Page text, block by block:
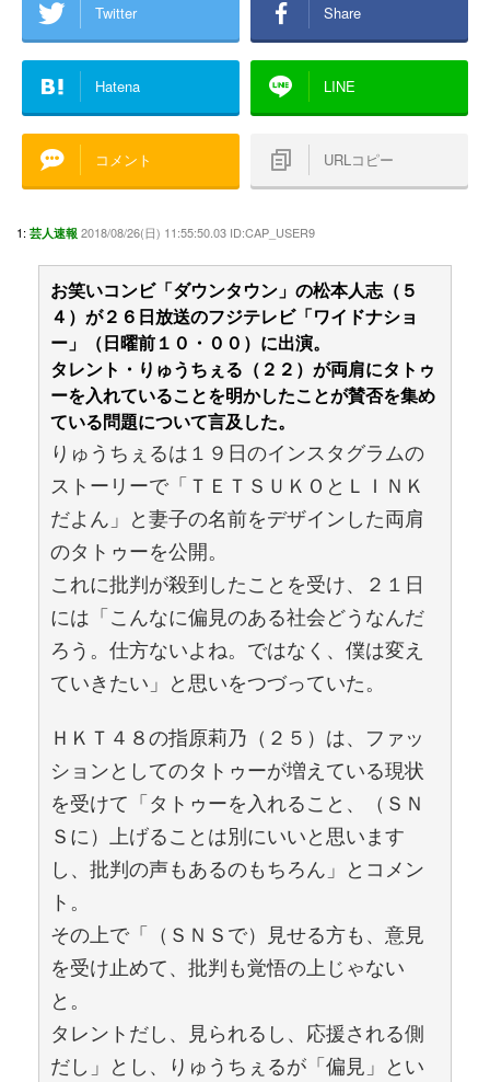
Twitter Share
Hatena LINE
コメント URLコピー
1: 芸人速報 2018/08/26(日) 11:55:50.03 ID:CAP_USER9
お笑いコンビ「ダウンタウン」の松本人志（５
４）が２６日放送のフジテレビ「ワイドナショ
ー」（日曜前１０・００）に出演。
タレント・りゅうちぇる（２２）が両肩にタトゥ
ーを入れていることを明かしたことが賛否を集め
ている問題について言及した。
りゅうちぇるは１９日のインスタグラムの
ストーリーで「ＴＥＴＳＵＫＯとＬＩＮＫ
だよん」と妻子の名前をデザインした両肩
のタトゥーを公開。
これに批判が殺到したことを受け、２１日
には「こんなに偏見のある社会どうなんだ
ろう。仕方ないよね。ではなく、僕は変え
ていきたい」と思いをつづっていた。
ＨＫＴ４８の指原莉乃（２５）は、ファッ
ションとしてのタトゥーが増えている現状
を受けて「タトゥーを入れること、（ＳＮ
Ｓに）上げることは別にいいと思います
し、批判の声もあるのもちろん」とコメン
ト。
その上で「（ＳＮＳで）見せる方も、意見
を受け止めて、批判も覚悟の上じゃない
と。
タレントだし、見られるし、応援される側
だし」とし、りゅうちぇるが「偏見」とい